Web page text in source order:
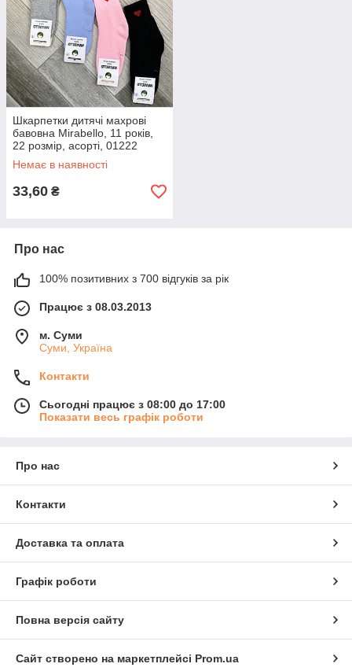
Шкарпетки дитячі махрові
бавовна Mirabello, 11 років,
22 розмір, асорті, 01222
Немає в наявності
33,60 ₴
Про нас
100% позитивних з 700 відгуків за рік
Працює з 08.03.2013
м. Суми
Суми, Україна
Контакти
Сьогодні працює з 08:00 до 17:00
Показати весь графік роботи
Про нас
Контакти
Доставка та оплата
Графік роботи
Повна версія сайту
Сайт створено на маркетплейсі Prom.ua